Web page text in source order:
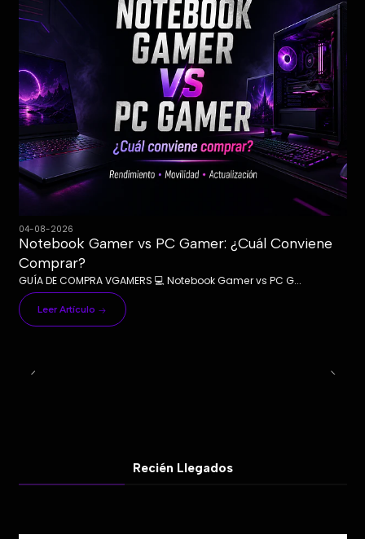
04-08-2026
Notebook Gamer vs PC Gamer: ¿Cuál Conviene
Comprar?
GUÍA DE COMPRA VGAMERS 💻 Notebook Gamer vs PC G...
Leer Artículo
Recién Llegados